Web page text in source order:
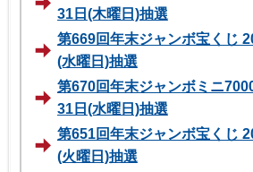
31日(木曜日)抽選
第669回年末ジャンボ宝くじ
(水曜日)抽選
第670回年末ジャンボミニ
31日(水曜日)抽選
第651回年末ジャンボ宝くじ
(火曜日)抽選